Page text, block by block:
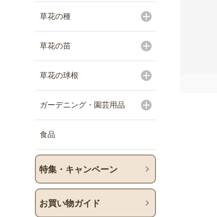
草花の種
草花の苗
草花の球根
ガーデニング・園芸用品
食品
特集・キャンペーン
お買い物ガイド